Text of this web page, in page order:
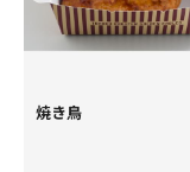
焼き鳥